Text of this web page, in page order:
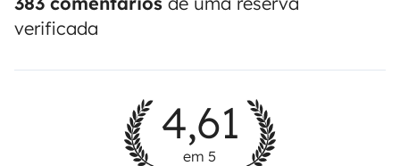
verificada
4,61
em 5